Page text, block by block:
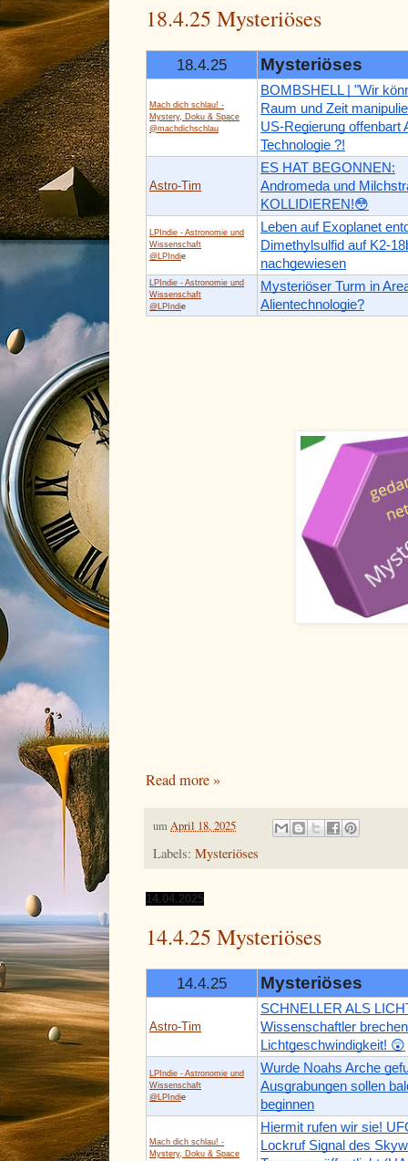
18.4.25 Mysteriöses
18.4.25 Mysteriöses
Mach dich schlau! -
Mystery, Doku & Space
@machdichschlau
BOMBSHELL | "Wir
Raum und Zeit
US-Regierung offenbart
Technologie ?!
Astro-Tim
ES HAT BEGONNEN:
Andromeda und
KOLLIDIEREN!😳
LPIndie - Astronomie und
Wissenschaft
@LPIndie
Leben auf Exoplanet
Dimethylsulfid auf K2-
nachgewiesen
LPIndie - Astronomie und
Wissenschaft
@LPIndie
Mysteriöser Turm in
Alientechnologie?
Read more »
umApril 18, 2025
Labels: Mysteriöses
14.04.2025
14.4.25 Mysteriöses
14.4.25 Mysteriöses
Astro-Tim
SCHNELLER ALS
Wissenschaftler
Lichtgeschwindigkeit! 😲
LPIndie - Astronomie und
Wissenschaft
@LPIndie
Wurde Noahs Arche
Ausgrabungen sollen
beginnen
Mach dich schlau! -
Mystery, Doku & Space
Hiermit rufen wir sie!
Lockruf Signal des